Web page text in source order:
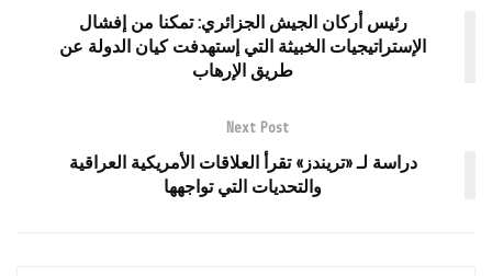
رئيس أركان الجيش الجزائري: تمكنا من إفشال
الإستراتيجيات الخبيثة التي إستهدفت كيان الدولة عن
طريق الإرهاب
Next Post
دراسة لـ «تريندز» تقرأ العلاقات الأمريكية العراقية
والتحديات التي تواجهها